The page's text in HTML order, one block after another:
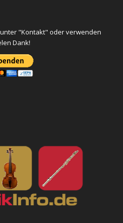
"Kontakt" oder verwenden
Dank!